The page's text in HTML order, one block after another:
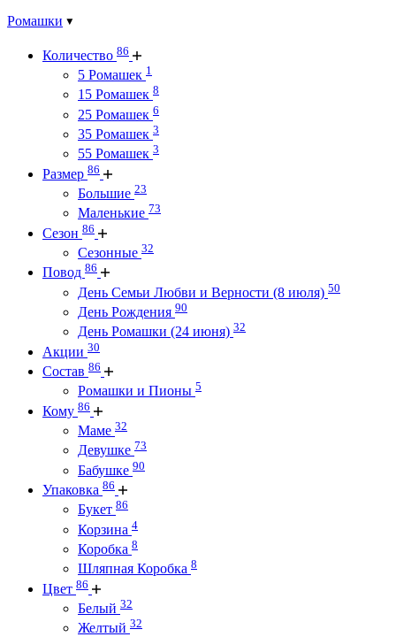
Ромашки
Количество 86
5 Ромашек 1
15 Ромашек 8
25 Ромашек 6
35 Ромашек 3
55 Ромашек 3
Размер 86
Большие 23
Маленькие 73
Сезон 86
Сезонные 32
Повод 86
День Семьи Любви и Верности (8 июля) 50
День Рождения 90
День Ромашки (24 июня) 32
Акции 30
Состав 86
Ромашки и Пионы 5
Кому 86
Маме 32
Девушке 73
Бабушке 90
Упаковка 86
Букет 86
Корзина 4
Коробка 8
Шляпная Коробка 8
Цвет 86
Белый 32
Желтый 32